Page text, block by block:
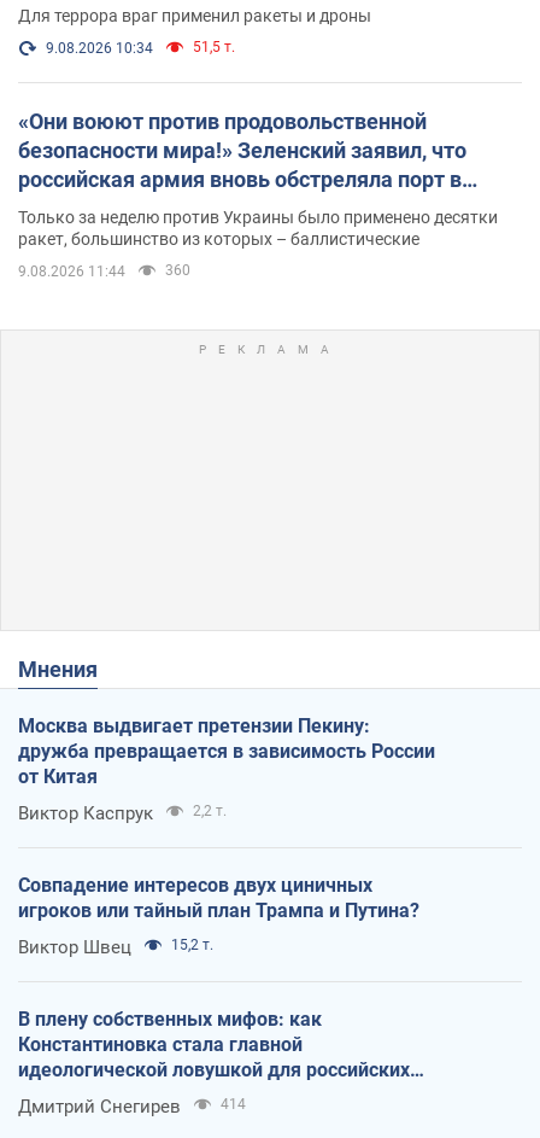
Для террора враг применил ракеты и дроны
9.08.2026 10:34 51,5 т.
«Они воюют против продовольственной
безопасности мира!» Зеленский заявил, что
российская армия вновь обстреляла порт в
Одессе
Только за неделю против Украины было применено десятки
ракет, большинство из которых – баллистические
9.08.2026 11:44 360
Мнения
Москва выдвигает претензии Пекину:
дружба превращается в зависимость России
от Китая
Виктор Каспрук 2,2 т.
Совпадение интересов двух циничных
игроков или тайный план Трампа и Путина?
Виктор Швец 15,2 т.
В плену собственных мифов: как
Константиновка стала главной
идеологической ловушкой для российских
оккупантов
Дмитрий Снегирев 414